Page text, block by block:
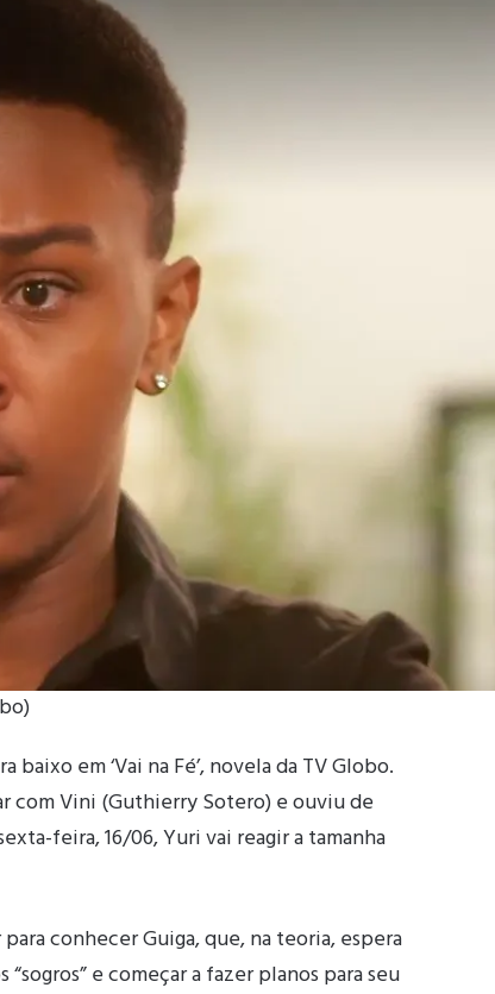
em ‘Vai na Fé’, novela da TV Globo.
com Vini (Guthierry Sotero) e ouviu de
feira, 16/06, Yuri vai reagir a tamanha
conhecer Guiga, que, na teoria, espera
e começar a fazer planos para seu